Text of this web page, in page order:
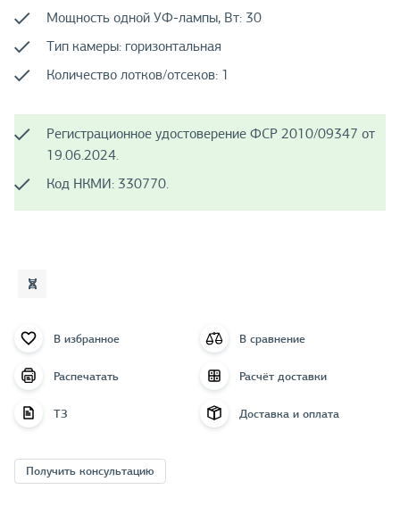
Мощность одной УФ-лампы, Вт: 30
Тип камеры: горизонтальная
Количество лотков/отсеков: 1
Регистрационное удостоверение ФСР 2010/09347 от
19.06.2024.
Код НКМИ: 330770.
В избранное В сравнение
Распечатать Расчёт доставки
ТЗ Доставка и оплата
Получить консультацию